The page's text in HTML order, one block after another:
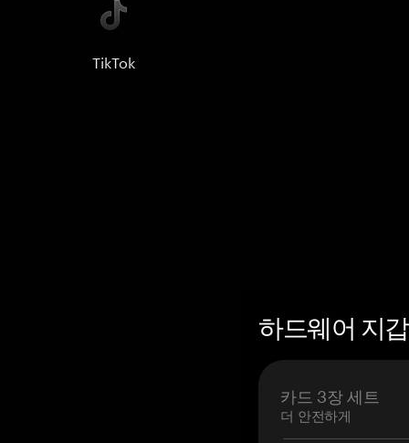
TikTok
하드웨어 지
카드 3장 세트
더 안전하게